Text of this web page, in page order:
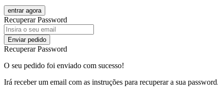
entrar agora
Recuperar Password
Enviar pedido
Recuperar Password
O seu pedido foi enviado com sucesso!
Irá receber um email com as instruções para recuperar a sua